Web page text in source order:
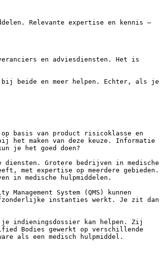
Relevante expertise en kennis –
en adviesdiensten. Het is
bij beide en meer helpen. Echter, als je
basis van product risicoklasse en
het maken van deze keuze. Informatie
je het goed doen?
diensten. Grotere bedrijven in medische
met expertise op meerdere gebieden.
in medische hulpmiddelen.
System (QMS) kunnen
instanties werkt. Je zit dan
je indieningsdossier kan helpen. Zij
Bodies gewerkt op verschillende
als een medisch hulpmiddel.